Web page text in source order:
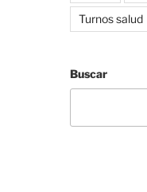
Turnos salud
Buscar